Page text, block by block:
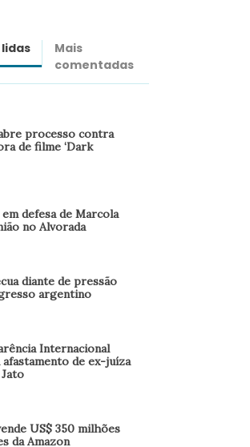
lidas
Mais
comentadas
processo contra
de filme ‘Dark
defesa de Marcola
no Alvorada
diante de pressão
argentino
Internacional
de ex-juíza
US$ 350 milhões
da Amazon